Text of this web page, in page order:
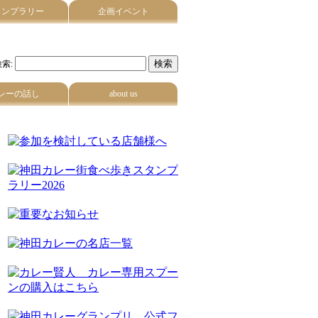
プラリー 企画イベント
索:
ーの話し about us